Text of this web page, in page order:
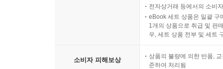
전자상거래 등에서의 소비
eBook 세트 상품은 일괄 구
1개의 상품으로 취급 및 판
우, 세트 상품 전부 및 세트
소비자 피해보상
상품의 불량에 의한 반품,
준하여 처리됨